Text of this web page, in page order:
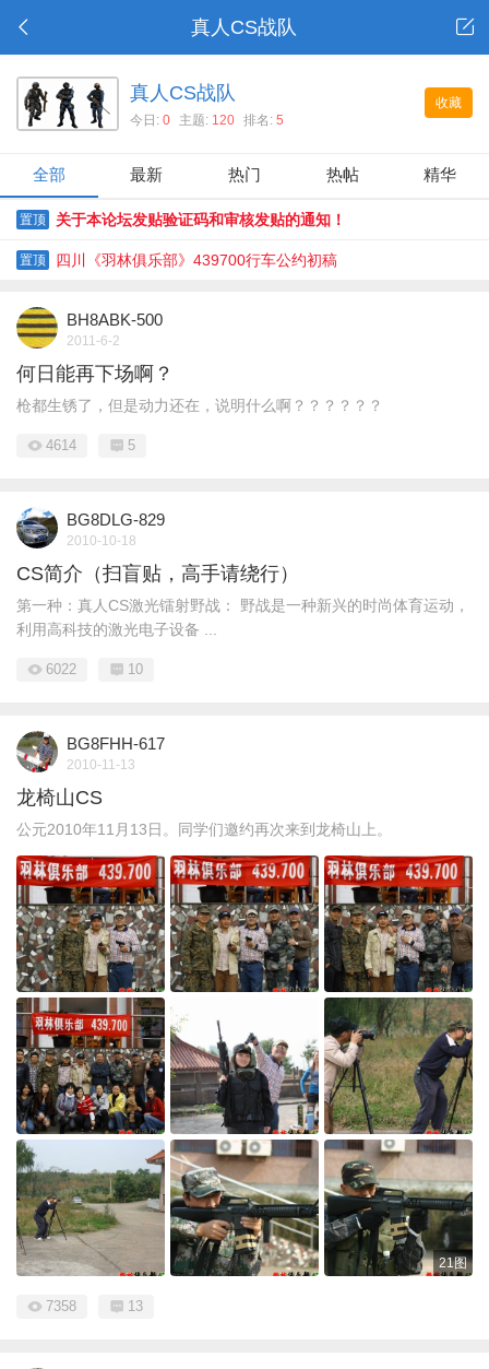
真人CS战队
收藏
真人CS战队
今日: 0 主题: 120 排名: 5
全部 最新 热门 热帖 精华
置顶 关于本论坛发贴验证码和审核发贴的通知！
置顶 四川《羽林俱乐部》439700行车公约初稿
BH8ABK-500
2011-6-2
何日能再下场啊？
枪都生锈了，但是动力还在，说明什么啊？？？？？？
4614 5
BG8DLG-829
2010-10-18
CS简介（扫盲贴，高手请绕行）
第一种：真人CS激光镭射野战： 野战是一种新兴的时尚体育运动，
利用高科技的激光电子设备 ...
6022 10
BG8FHH-617
2010-11-13
龙椅山CS
公元2010年11月13日。同学们邀约再次来到龙椅山上。
21图
7358 13